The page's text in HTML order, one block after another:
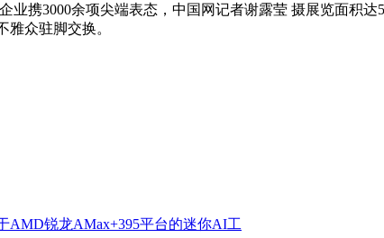
携3000余项尖端表态，中国网记者谢露莹 摄展览面积达
雅众驻脚交换。
AMD锐龙AMax+395平台的迷你AI工